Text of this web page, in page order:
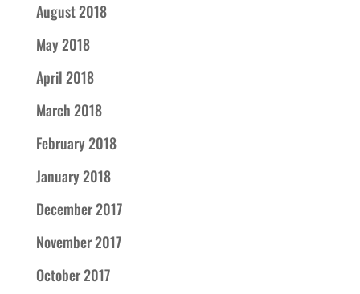
August 2018
May 2018
April 2018
March 2018
February 2018
January 2018
December 2017
November 2017
October 2017